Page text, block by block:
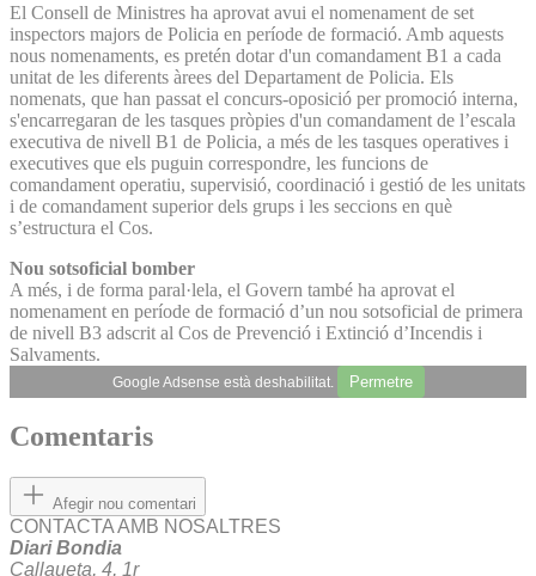
El Consell de Ministres ha aprovat avui el nomenament de set
inspectors majors de Policia en període de formació. Amb aquests
nous nomenaments, es pretén dotar d'un comandament B1 a cada
unitat de les diferents àrees del Departament de Policia. Els
nomenats, que han passat el concurs-oposició per promoció interna,
s'encarregaran de les tasques pròpies d'un comandament de l’escala
executiva de nivell B1 de Policia, a més de les tasques operatives i
executives que els puguin correspondre, les funcions de
comandament operatiu, supervisió, coordinació i gestió de les unitats
i de comandament superior dels grups i les seccions en què
s’estructura el Cos.
Nou sotsoficial bomber
A més, i de forma paral·lela, el Govern també ha aprovat el
nomenament en període de formació d’un nou sotsoficial de primera
de nivell B3 adscrit al Cos de Prevenció i Extinció d’Incendis i
Salvaments.
Google Adsense està deshabilitat. Permetre
Comentaris
Afegir nou comentari
CONTACTA AMB NOSALTRES
Diari Bondia
Callaueta, 4, 1r